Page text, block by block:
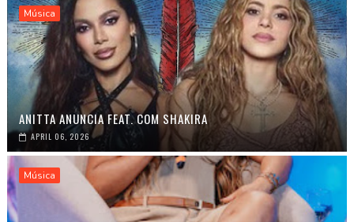
Música
ANITTA ANUNCIA FEAT. COM SHAKIRA
APRIL 06, 2026
Música